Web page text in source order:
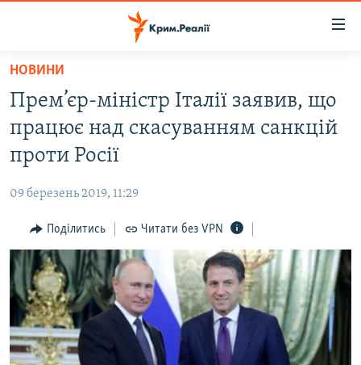
Перейти
основного
матеріалу
Перейти
до
основної
навігації
Перейти
до
пошуку
НОВИНИ
ВОДА.КРИМ
ВІДЕО ТА ФОТО
БЛОГИ
ПОГЛЯД
ІНТЕРВ'Ю
ВСЕ ЗА ДЕНЬ
СПЕЦПРОЕКТИ
ДЕПОРТАЦІЯ
ЯК ОБІЙТИ БЛОКУВАННЯ
НОВИНИ
Прем’єр-міністр Італії заявив, що
працює над скасуванням санкцій
проти Росії
09 березень 2019, 11:29
Поділитись Читати без VPN